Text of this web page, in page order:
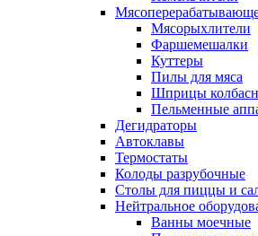
Мясорыхлители
Фаршемешалки
Куттеры
Пилы для мяса
Шприцы
Пельменные
Дегидраторы
Автоклавы
Термостаты
Колоды разрубочные
Столы для пиццы и
Нейтральное
Ванны моечные